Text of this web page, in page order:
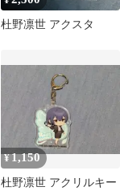
杜野凛世 アクスタ
¥1,150
杜野凛世 アクリルキー